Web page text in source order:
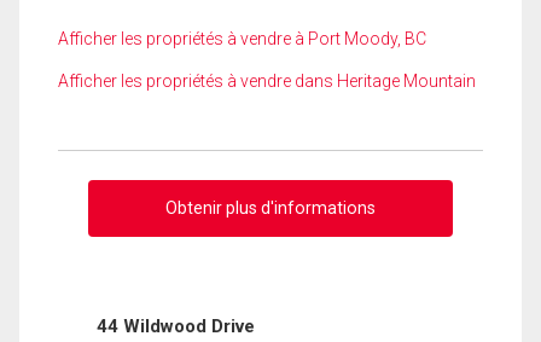
Afficher les propriétés à vendre à Port Moody, BC
Afficher les propriétés à vendre dans Heritage Mountain
Obtenir plus d'informations
44 Wildwood Drive